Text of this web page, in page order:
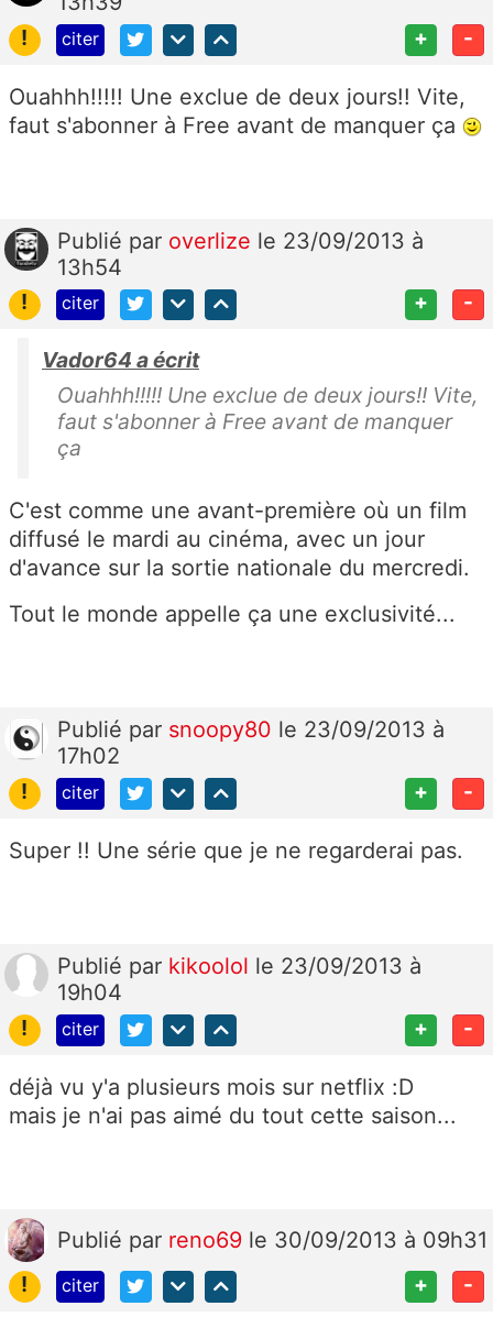
!
citer + -
Ouahhh!!!!! Une exclue de deux jours!! Vite,
faut s'abonner à Free avant de manquer ça
Publié par overlize le 23/09/2013 à
13h54
!
citer + -
Vador64 a écrit
Ouahhh!!!!! Une exclue de deux jours!! Vite,
faut s'abonner à Free avant de manquer
ça
C'est comme une avant-première où un film
diffusé le mardi au cinéma, avec un jour
d'avance sur la sortie nationale du mercredi.
Tout le monde appelle ça une exclusivité...
Publié par snoopy80 le 23/09/2013 à
17h02
!
citer + -
Super !! Une série que je ne regarderai pas.
Publié par kikoolol le 23/09/2013 à
19h04
!
citer + -
déjà vu y'a plusieurs mois sur netflix :D
mais je n'ai pas aimé du tout cette saison...
Publié par reno69 le 30/09/2013 à 09h31
!
citer + -